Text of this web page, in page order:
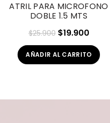
ATRIL PARA MICROFONO
DOBLE 1.5 MTS
$25.900 El
precio
original
$19.900El
precio
actual
AÑADIR AL CARRITO